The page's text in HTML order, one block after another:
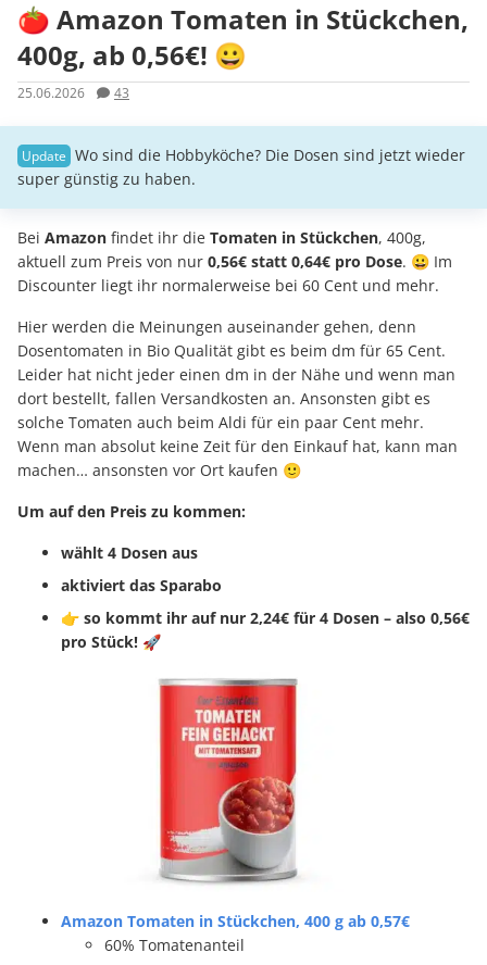
🍅 Amazon Tomaten in Stückchen,
400g, ab 0,56€! 😀
25.06.2026 43
Wo sind die Hobbyköche? Die Dosen sind jetzt wieder
super günstig zu haben.
Bei Amazon findet ihr die Tomaten in Stückchen, 400g,
aktuell zum Preis von nur 0,56€ statt 0,64€ pro Dose. 😀 Im
Discounter liegt ihr normalerweise bei 60 Cent und mehr.
Hier werden die Meinungen auseinander gehen, denn
Dosentomaten in Bio Qualität gibt es beim dm für 65 Cent.
Leider hat nicht jeder einen dm in der Nähe und wenn man
dort bestellt, fallen Versandkosten an. Ansonsten gibt es
solche Tomaten auch beim Aldi für ein paar Cent mehr.
Wenn man absolut keine Zeit für den Einkauf hat, kann man
machen… ansonsten vor Ort kaufen 🙂
Um auf den Preis zu kommen:
wählt 4 Dosen aus
aktiviert das Sparabo
👉 so kommt ihr auf nur 2,24€ für 4 Dosen – also 0,56€
pro Stück! 🚀
Amazon Tomaten in Stückchen, 400 g ab 0,57€
60% Tomatenanteil